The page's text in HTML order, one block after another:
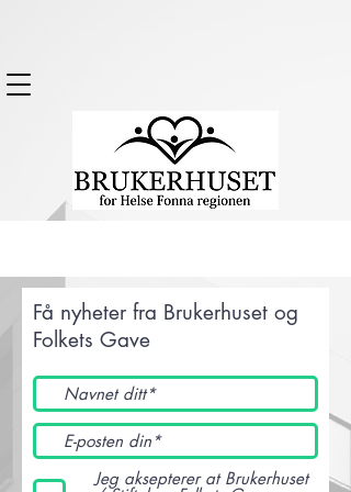
Få nyheter fra Brukerhuset og
Folkets Gave
Jeg aksepterer at Brukerhuset